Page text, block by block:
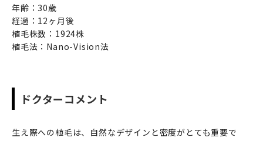
年齢：30歳
経過：12ヶ月後
植毛株数：1924株
植毛法：Nano-Vision法
ドクターコメント
生え際への植毛は、自然なデザインと密度がとても重要で